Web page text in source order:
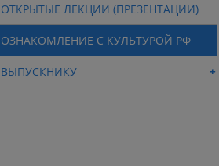
ОТКРЫТЫЕ ЛЕКЦИИ (ПРЕЗЕНТАЦИИ)
ОЗНАКОМЛЕНИЕ С КУЛЬТУРОЙ РФ
ВЫПУСКНИКУ